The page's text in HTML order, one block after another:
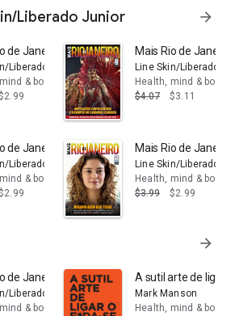
Liberado Junior arrow_forward
de Janeiro Ed. 83: “A vida pela Frente",
Liberado Junior
& body
Mais Rio de
Line Skin/Liberado
Health, mind & body
$4.07
$3.11
de Janeiro Ed. 124: Martinho da Vila canta o
Liberado Junior
& body
Mais Rio de
Line Skin/Liberado
Health, mind & body
$3.99
$2.99
arrow_forward
de Janeiro Ed. 53: Não tive medo dos desafios
Liberado Junior
& body
A sutil arte de ligar
Mark Manson
Health, mind & body